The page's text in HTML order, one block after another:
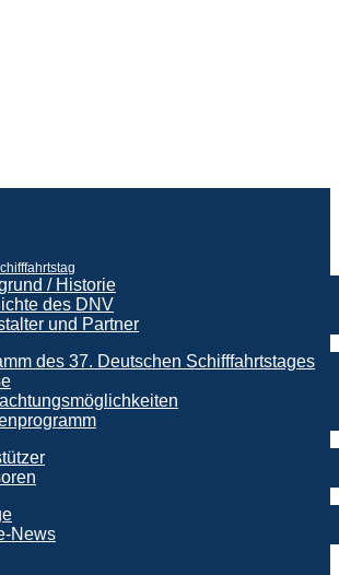
/ Historie
des DNV
und Partner
des 37. Deutschen Schifffahrtstages
News